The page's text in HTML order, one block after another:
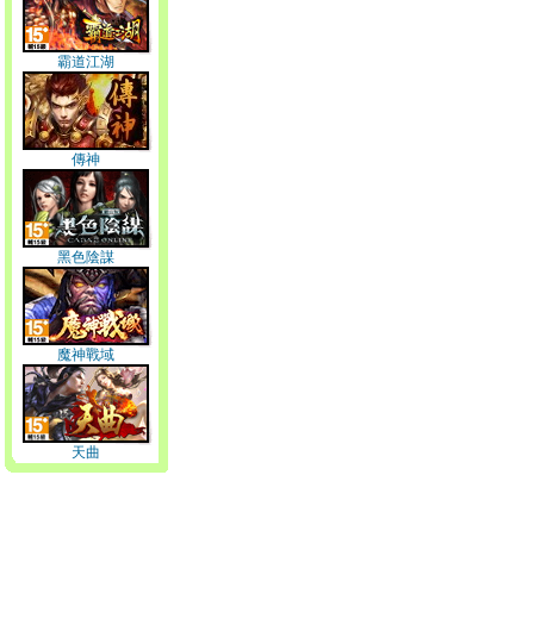
霸道江湖
傳神
黑色陰謀
魔神戰域
天曲